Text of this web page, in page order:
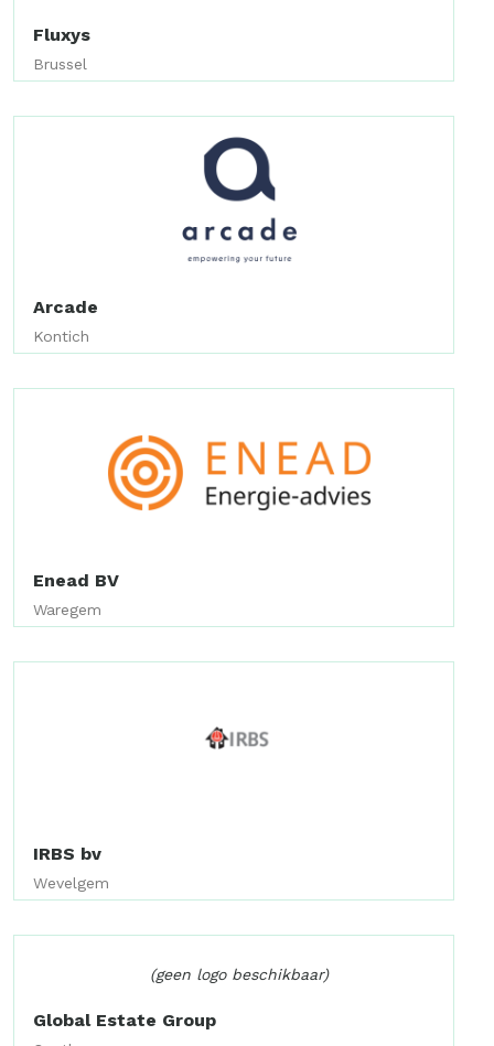
Fluxys
Brussel
Arcade
Kontich
Enead BV
Waregem
IRBS bv
Wevelgem
(geen logo beschikbaar)
Global Estate Group